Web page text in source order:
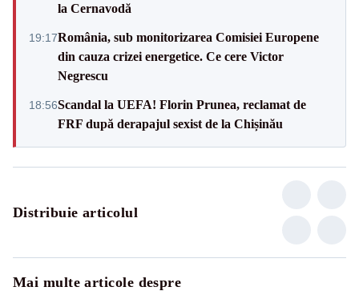
la Cernavodă
19:17România, sub monitorizarea Comisiei Europene
din cauza crizei energetice. Ce cere Victor
Negrescu
18:56Scandal la UEFA! Florin Prunea, reclamat de
FRF după derapajul sexist de la Chișinău
Distribuie articolul
Mai multe articole despre